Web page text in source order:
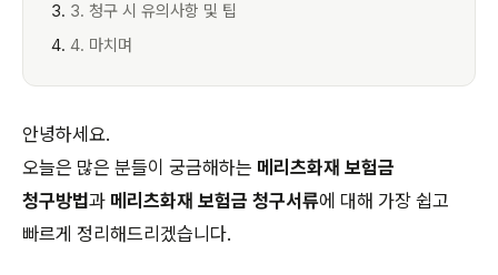
3. 청구 시 유의사항 및 팁
4. 마치며
안녕하세요.
오늘은 많은 분들이 궁금해하는 메리츠화재 보험금
청구방법과 메리츠화재 보험금 청구서류에 대해 가장 쉽고
빠르게 정리해드리겠습니다.